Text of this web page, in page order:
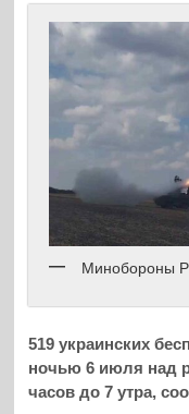
Минобороны
519 украинских
ночью 6 июля над
часов до 7 утра,